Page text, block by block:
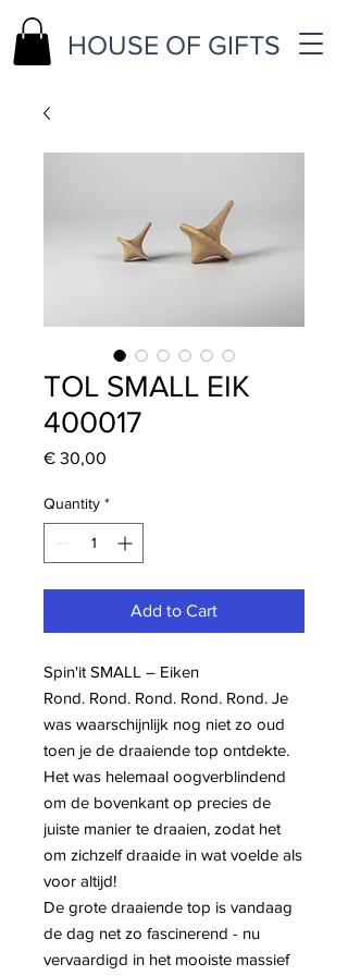
HOUSE OF GIFTS
TOL SMALL EIK
400017
€ 30,00
Quantity *
Add to Cart
Spin'it SMALL – Eiken
Rond. Rond. Rond. Rond. Rond. Je
was waarschijnlijk nog niet zo oud
toen je de draaiende top ontdekte.
Het was helemaal oogverblindend
om de bovenkant op precies de
juiste manier te draaien, zodat het
om zichzelf draaide in wat voelde als
voor altijd!
De grote draaiende top is vandaag
de dag net zo fascinerend - nu
vervaardigd in het mooiste massief